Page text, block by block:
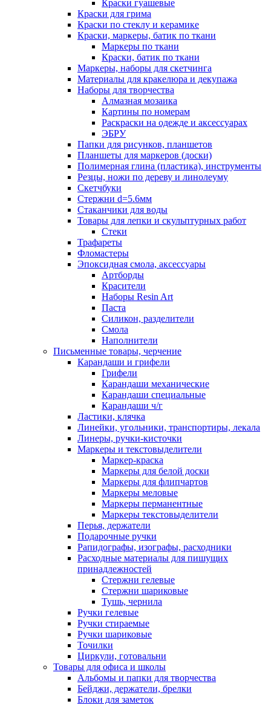
Краски гуашевые
Краски для грима
Краски по стеклу и керамике
Краски, маркеры, батик по ткани
Маркеры по ткани
Краски, батик по ткани
Маркеры, наборы для скетчинга
Материалы для кракелюра и декупажа
Наборы для творчества
Алмазная мозаика
Картины по номерам
Раскраски на одежде и аксессуарах
ЭБРУ
Папки для рисунков, планшетов
Планшеты для маркеров (доски)
Полимерная глина (пластика), инструменты
Резцы, ножи по дереву и линолеуму
Скетчбуки
Стержни d=5.6мм
Стаканчики для воды
Товары для лепки и скульптурных работ
Стеки
Трафареты
Фломастеры
Эпоксидная смола, аксессуары
Артборды
Красители
Наборы Resin Art
Паста
Силикон, разделители
Смола
Наполнители
Письменные товары, черчение
Карандаши и грифели
Грифели
Карандаши механические
Карандаши специальные
Карандаши ч/г
Ластики, клячка
Линейки, угольники, транспортиры, лекала
Линеры, ручки-кисточки
Маркеры и текстовыделители
Маркер-краска
Маркеры для белой доски
Маркеры для флипчартов
Маркеры меловые
Маркеры перманентные
Маркеры текстовыделители
Перья, держатели
Подарочные ручки
Рапидографы, изографы, расходники
Расходные материалы для пишущих
принадлежностей
Стержни гелевые
Стержни шариковые
Тушь, чернила
Ручки гелевые
Ручки стираемые
Ручки шариковые
Точилки
Циркули, готовальни
Товары для офиса и школы
Альбомы и папки для творчества
Бейджи, держатели, брелки
Блоки для заметок